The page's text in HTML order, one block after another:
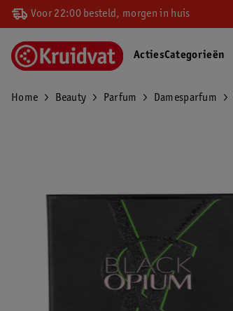
Voor 22:00 besteld, morgen in huis
ActiesCategorieën
Home Beauty Parfum Damesparfum